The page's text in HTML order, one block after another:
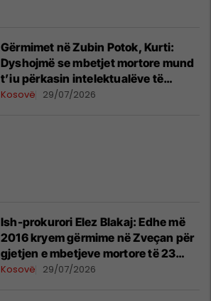
Gërmimet në Zubin Potok, Kurti:
Dyshojmë se mbetjet mortore mund
t’iu përkasin intelektualëve të
zhdukur të Mitrovicës
Kosovë 29/07/2026
Ish-prokurori Elez Blakaj: Edhe më
2016 kryem gërmime në Zveçan për
gjetjen e mbetjeve mortore të 23
intelektualëve të zhdukur
Kosovë 29/07/2026